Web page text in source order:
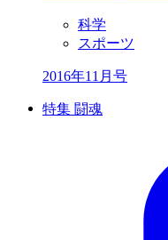
科学
スポーツ
2016年11月号
特集 闘魂